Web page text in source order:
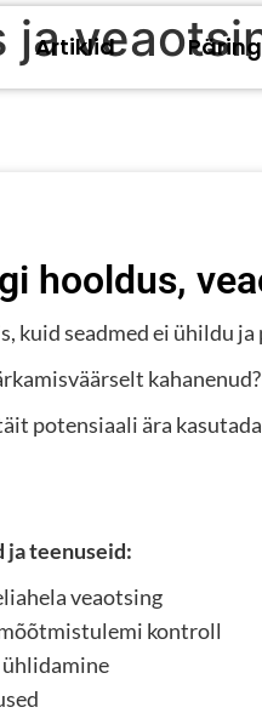
Artiklid Päring
ja
hooldus,
kuid seadmed ei ühildu
kahanenud?
potensiaali ära
ja teenuseid:
veaotsing
kontroll